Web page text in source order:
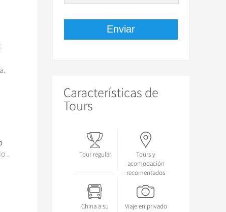
.
Características de
Tours
Tour regular
Tours y
acomodación
recomentados
China a su
Viaje en privado